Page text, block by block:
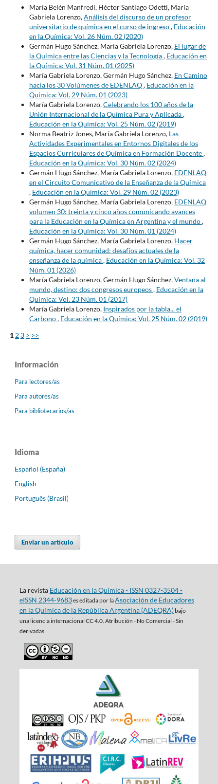
María Belén Manfredi, Héctor Santiago Odetti, María
Gabriela Lorenzo,Análisis del discurso de un profesor
universitario de química en el curso de ingreso, Educación
en la Química: Vol. 26 Núm. 02 (2020)
Germán Hugo Sánchez, María Gabriela Lorenzo, El lugar de
la Química entre las Ciencias y la Tecnología, Educación en
la Química: Vol. 31 Núm. 01 (2025)
María Gabriela Lorenzo, Germán Hugo Sánchez, En Camino
hacia los 30 Volúmenes de EDENLAQ, Educación en la
Química: Vol. 29 Núm. 01 (2023)
María Gabriela Lorenzo,Celebrando los 100 años de la
Unión Internacional de la Química Pura y Aplicada,
Educación en la Química: Vol. 25 Núm. 02 (2019)
Norma Beatriz Jones, María Gabriela Lorenzo, Las
Actividades Experimentales en Entornos Digitales de los
Espacios Curriculares de Química en Formación Docente,
Educación en la Química: Vol. 30 Núm. 02 (2024)
Germán Hugo Sánchez, María Gabriela Lorenzo, EDENLAQ
en el Circuito Comunicativo de la Enseñanza de la Química
, Educación en la Química: Vol. 29 Núm. 02 (2023)
Germán Hugo Sánchez, María Gabriela Lorenzo, EDENLAQ
volumen 30: treinta y cinco años comunicando avances
para la Educación en la Química en Argentina y el mundo,
Educación en la Química: Vol. 30 Núm. 01 (2024)
Germán Hugo Sánchez, María Gabriela Lorenzo, Hacer
química, hacer comunidad: desafíos actuales de la
enseñanza de la química, Educación en la Química: Vol. 32
Núm. 01 (2026)
María Gabriela Lorenzo, Germán Hugo Sánchez,Ventana al
mundo, destino: dos congresos europeos, Educación en la
Química: Vol. 23 Núm. 01 (2017)
María Gabriela Lorenzo, Inspirados por la tabla... el
Carbono, Educación en la Química: Vol. 25 Núm. 02 (2019)
1 2 3 > >>
Información
Para lectores/as
Para autores/as
Para bibliotecarios/as
Idioma
Español (España)
English
Português (Brasil)
Enviar un artículo
La revista Educación en la Química - ISSN 0327-3504 -
eISSN 2344-9683es editada por laAsociación de Educadores
en la Química de la República Argentina (ADEQRA)bajo
una licencia internacional CC 4.0. Atribución - No Comercial - Sin
derivadas